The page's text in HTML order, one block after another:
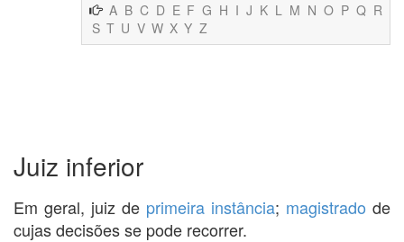
A B C D E F G H I J K L M N O P Q R
S T U V W X Y Z
Juiz inferior
Em geral, juiz de primeira instância; magistrado de
cujas decisões se pode recorrer.